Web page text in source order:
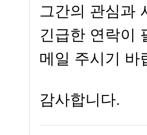
그간의 관심과
긴급한 연락이
메일 주시기 바
감사합니다.